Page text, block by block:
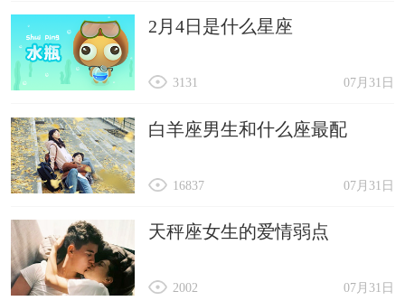
2月4日是什么星座
07月31日
3131
白羊座男生和什么座最配
07月31日
16837
天秤座女生的爱情弱点
07月31日
2002